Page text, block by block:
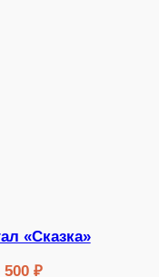
«Сказка»
500₽